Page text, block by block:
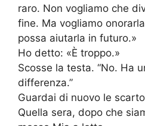
raro. Non vogliamo che
fine. Ma vogliamo
possa aiutarla in futuro.»
Ho detto: «È troppo.»
Scosse la testa. “No. Ha
differenza.”
Guardai di nuovo le
Quella sera, dopo che